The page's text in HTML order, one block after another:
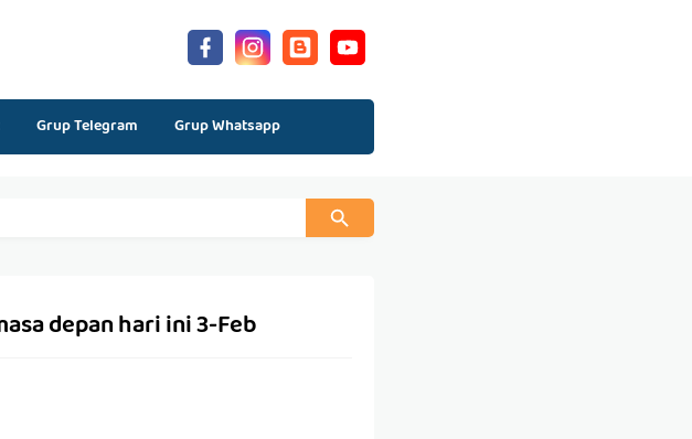
Grup Telegram Grup Whatsapp
depan hari ini 3-Feb